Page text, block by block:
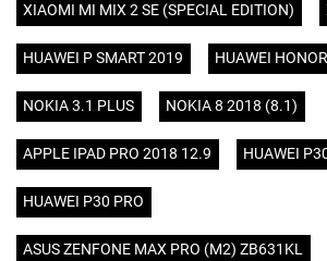
XIAOMI MI MIX 2 SE (SPECIAL EDITION)
HUAWEI P SMART 2019 HUAWEI
NOKIA 3.1 PLUS NOKIA 8 2018 (8.1)
APPLE IPAD PRO 2018 12.9 HUAWEI
HUAWEI P30 PRO
ASUS ZENFONE MAX PRO (M2) ZB631KL